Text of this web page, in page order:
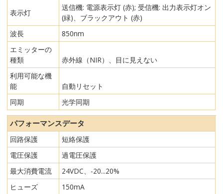
表示灯
送信機: 電源表示灯 (赤); 受信機: 出力表示灯オン
(緑)、ブラックアウト (赤)
波長
850nm
エミッターの
種類
赤外線（NIR）、目に見えない
利用可能な機
能
自動リセット
同期
光学同期
パフォーマンスデータ
回路保護
短絡保護
電圧保護
過電圧保護
最大消費電流
24VDC、-20...20%
ヒューズ
150mA